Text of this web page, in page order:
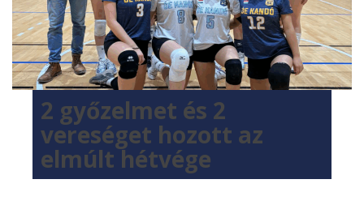
2 győzelmet és 2
vereséget hozott az
elmúlt hétvége